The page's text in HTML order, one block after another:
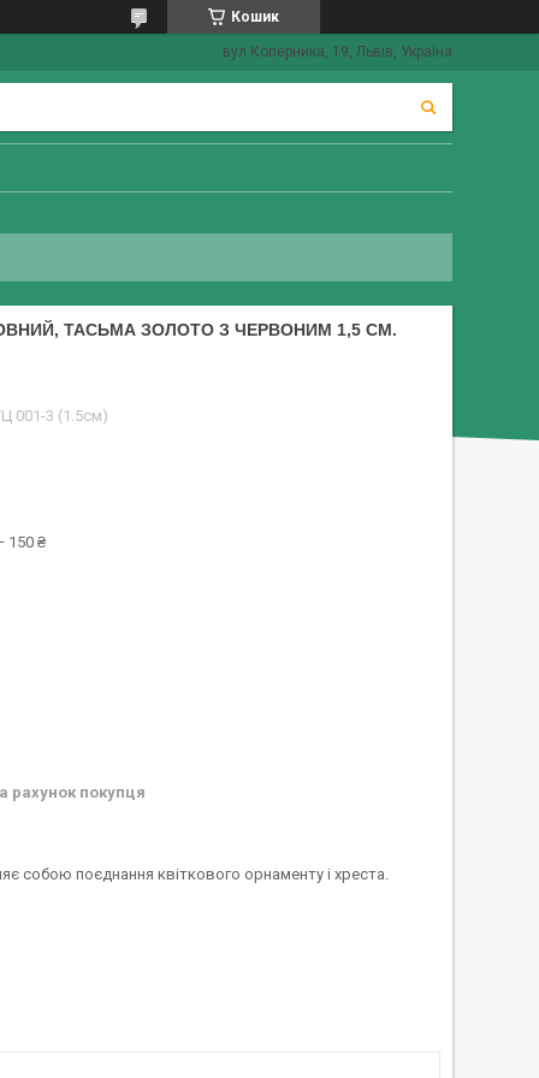
Кошик
вул Коперника, 19, Львів, Україна
ТАСЬМА ЗОЛОТО З ЧЕРВОНИМ 1,5 СМ.
001-3 (1.5см)
150 ₴
рахунок покупця
собою поєднання квіткового орнаменту і хреста.